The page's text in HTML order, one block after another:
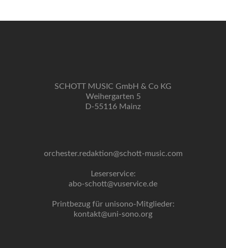
SCHOTT MUSIC GmbH & Co KG
Weihergarten 5
D-55116 Mainz
orchester.redaktion@schott-music.com
Leserservice:
abo-schott@vuservice.de
Printbezug für unisono-Mitglieder:
kontakt@uni-sono.org